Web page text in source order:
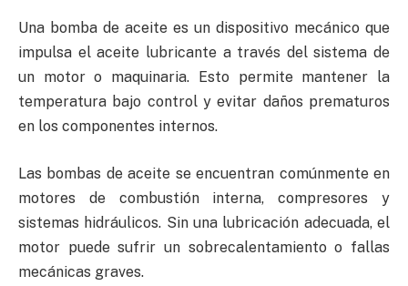
Una bomba de aceite es un dispositivo mecánico que
impulsa el aceite lubricante a través del sistema de
un motor o maquinaria. Esto permite mantener la
temperatura bajo control y evitar daños prematuros
en los componentes internos.
Las bombas de aceite se encuentran comúnmente en
motores de combustión interna, compresores y
sistemas hidráulicos. Sin una lubricación adecuada, el
motor puede sufrir un sobrecalentamiento o fallas
mecánicas graves.